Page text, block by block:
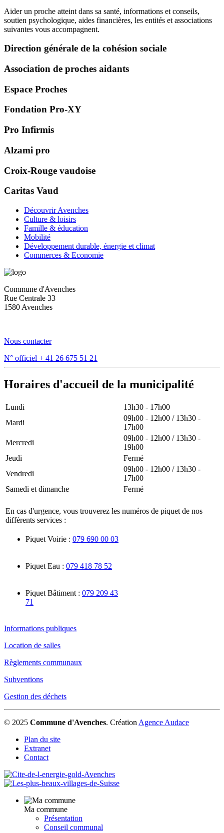
Aider un proche atteint dans sa santé, informations et conseils,
soutien psychologique, aides financières, les entités et associations
suivantes vous accompagnent.
Direction générale de la cohésion sociale
Association de proches aidants
Espace Proches
Fondation Pro-XY
Pro Infirmis
Alzami pro
Croix-Rouge vaudoise
Caritas Vaud
Découvrir Avenches
Culture & loisirs
Famille & éducation
Mobilité
Développement durable, énergie et climat
Commerces & Economie
Commune d'Avenches
Rue Centrale 33
1580 Avenches
Nous contacter
N° officiel + 41 26 675 51 21
Horaires d'accueil de la municipalité
Lundi
13h30 - 17h00
Mardi
09h00 - 12h00 / 13h30 -
17h00
Mercredi
09h00 - 12h00 / 13h30 -
19h00
Jeudi
Fermé
Vendredi
09h00 - 12h00 / 13h30 -
17h00
Samedi et dimanche
Fermé
En cas d'urgence, vous trouverez les numéros de piquet de nos
différents services :
Piquet Voirie : 079 690 00 03
Piquet Eau : 079 418 78 52
Piquet Bâtiment : 079 209 43
71
Informations publiques
Location de salles
Règlements communaux
Subventions
Gestion des déchets
© 2025 Commune d'Avenches. Création Agence Audace
Plan du site
Extranet
Contact
Ma commune
Présentation
Conseil communal